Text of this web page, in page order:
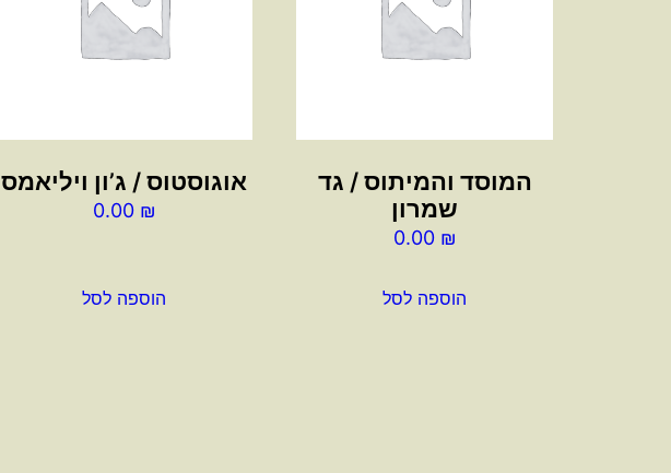
המוסד והמיתוס / גד
שמרון
0.00 ₪
הוספה לסל
אוגוסטוס / ג’ון ויליאמס
0.00 ₪
הוספה לסל